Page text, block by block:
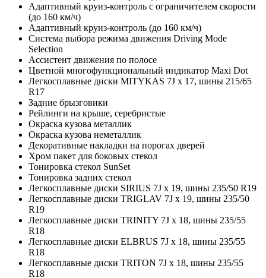
Адаптивный круиз-контроль с ограничителем скорости
(до 160 км/ч)
Адаптивный круиз-контроль (до 160 км/ч)
Система выбора режима движения Driving Mode
Selection
Ассистент движения по полосе
Цветной многофункциональный индикатор Maxi Dot
Легкосплавные диски MITYKAS 7J x 17, шины 215/65
R17
Задние брызговики
Рейлинги на крыше, серебристые
Окраска кузова металлик
Окраска кузова неметаллик
Декоративные накладки на порогах дверей
Хром пакет для боковых стекол
Тонировка стекол SunSet
Тонировка задних стекол
Легкосплавные диски SIRIUS 7J x 19, шины 235/50 R19
Легкосплавные диски TRIGLAV 7J x 19, шины 235/50
R19
Легкосплавные диски TRINITY 7J x 18, шины 235/55
R18
Легкосплавные диски ELBRUS 7J x 18, шины 235/55
R18
Легкосплавные диски TRITON 7J x 18, шины 235/55
R18